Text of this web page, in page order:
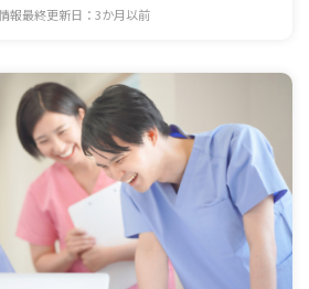
報最終更新日：3か月以前